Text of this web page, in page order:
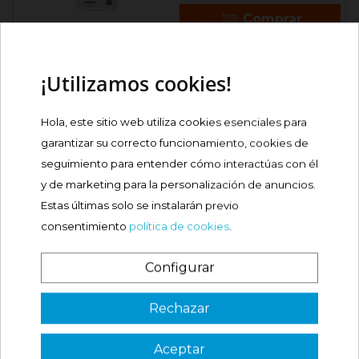
Comprar
SÓLIDO REFRESCANTE...
Precio
7,70 €
Comprar
ACOFAR DERM LOCIÓN
CORPORAL CÉLULAS...
Precio
5,90 €
¿Es tu primera vez? ¡SORPRESA!
¡Utilizamos cookies!
Hola, este sitio web utiliza cookies esenciales para
garantizar su correcto funcionamiento, cookies de
seguimiento para entender cómo interactúas con él
y de marketing para la personalización de anuncios.
Estas últimas solo se instalarán previo
consentimiento política de cookies
Configurar
Rechazar
Aceptar